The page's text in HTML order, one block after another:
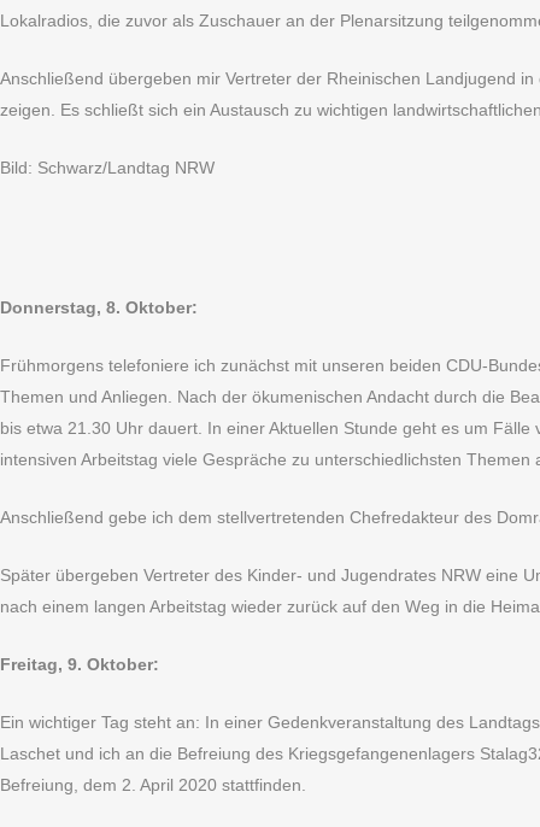
Lokalradios, die zuvor als Zuschauer an der Plenarsitzung
Anschließend übergeben mir Vertreter der Rheinischen Landjugend
zeigen. Es schließt sich ein Austausch zu wichtigen
Bild: Schwarz/Landtag NRW
Donnerstag, 8. Oktober:
Frühmorgens telefoniere ich zunächst mit unseren beiden CDU-
Themen und Anliegen. Nach der ökumenischen Andacht durch die
bis etwa 21.30 Uhr dauert. In einer Aktuellen Stunde geht es um
intensiven Arbeitstag viele Gespräche zu unterschiedlichsten
Anschließend gebe ich dem stellvertretenden Chefredakteur des
Später übergeben Vertreter des Kinder- und Jugendrates NRW eine
nach einem langen Arbeitstag wieder zurück auf den Weg in die
Freitag, 9. Oktober:
Ein wichtiger Tag steht an: In einer Gedenkveranstaltung des
Laschet und ich an die Befreiung des Kriegsgefangenenlagers
Befreiung, dem 2. April 2020 stattfinden.